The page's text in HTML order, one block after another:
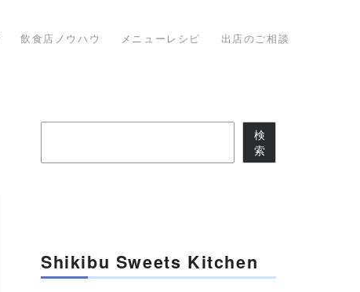
飲食店ノウハウ メニューレシピ 出店のご相談
検
索
Shikibu Sweets Kitchen